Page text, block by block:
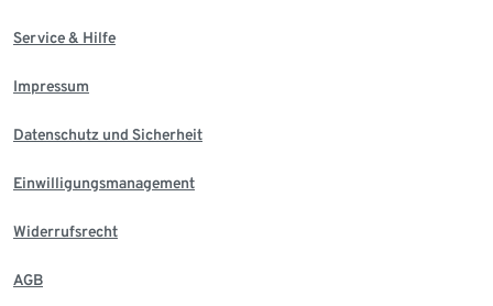
Service & Hilfe
Impressum
Datenschutz und Sicherheit
Einwilligungsmanagement
Widerrufsrecht
AGB